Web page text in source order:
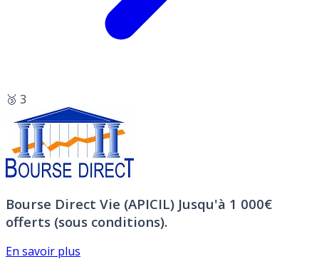
🥉 3
Bourse Direct Vie (APICIL) Jusqu'à 1 000€
offerts (sous conditions).
En savoir plus